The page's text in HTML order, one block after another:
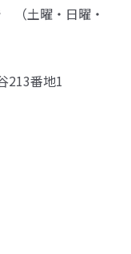
（土曜・日曜・
番地1